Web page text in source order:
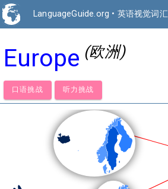
LanguageGuide.org • 英语视觉词汇
Europe (欧洲)
口语挑战 听力挑战